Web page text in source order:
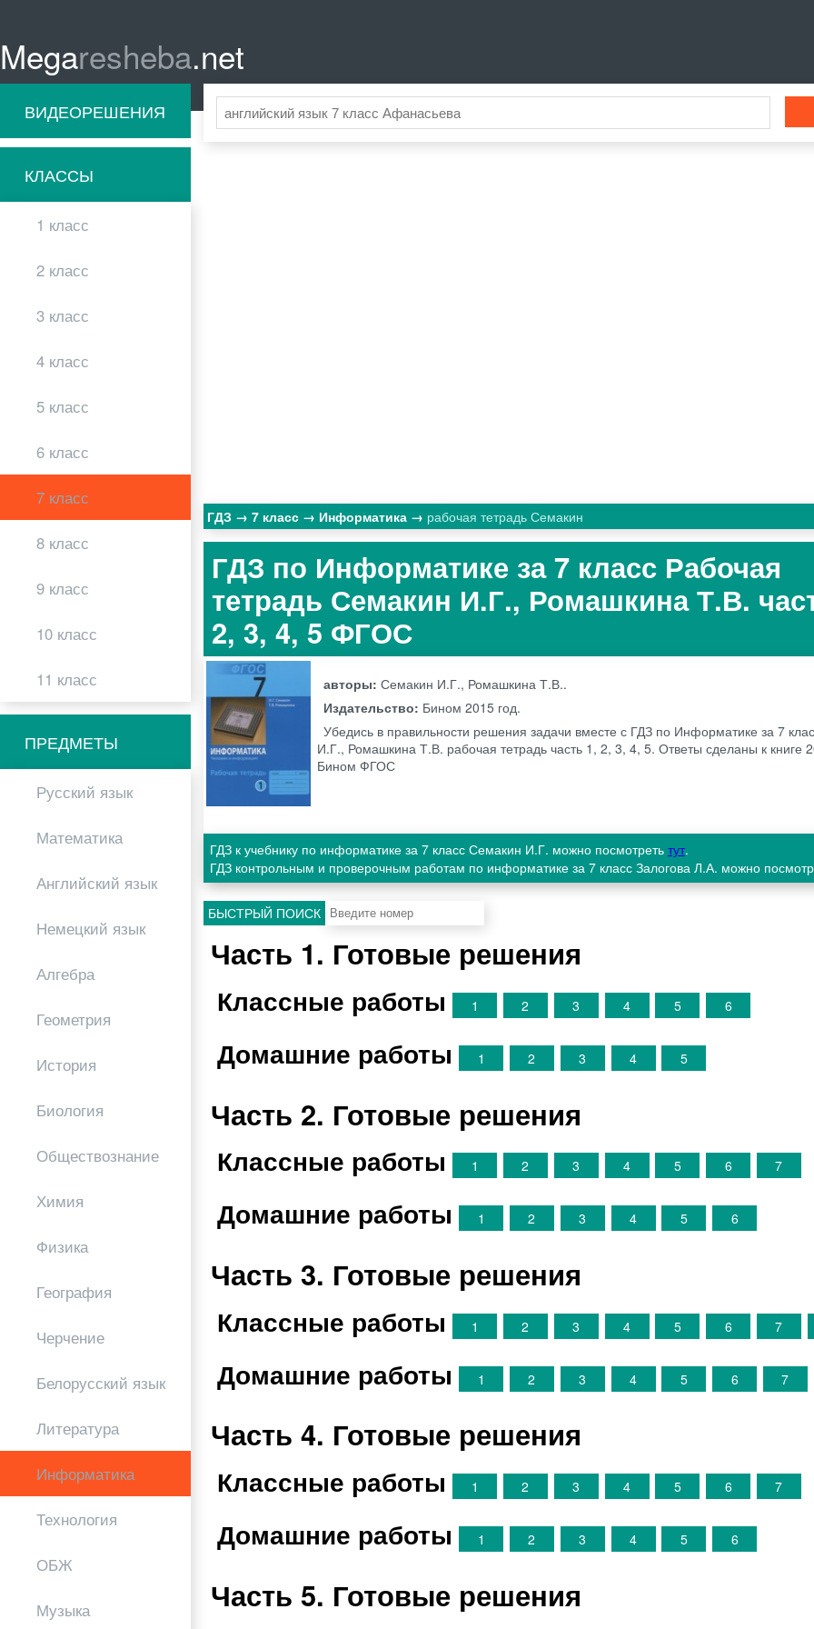
Megaresheba.net
ВИДЕОРЕШЕНИЯ
КЛАССЫ
1 класс
2 класс
3 класс
4 класс
5 класс
6 класс
7 класс
8 класс
9 класс
10 класс
11 класс
ПРЕДМЕТЫ
Русский язык
Математика
Английский язык
Немецкий язык
Алгебра
Геометрия
История
Биология
Обществознание
Химия
Физика
География
Черчение
Белорусский язык
Литература
Информатика
Технология
ОБЖ
Музыка
ГДЗ 7 класс Информатика рабочая тетрадь Семакин
ГДЗ по Информатике за 7 класс Рабочая
тетрадь Семакин И.Г., Ромашкина Т.В.
2, 3, 4, 5 ФГОС
авторы:Семакин И.Г., Ромашкина Т.В..
Издательство: Бином 2015 год.
Убедись в правильности решения задачи вместе с ГДЗ по Информатике за 7
И.Г., Ромашкина Т.В. рабочая тетрадь часть 1, 2, 3, 4, 5. Ответы сделаны к книге
Бином ФГОС
ГДЗ к учебнику по информатике за 7 класс Семакин И.Г. можно посмотреть тут.
ГДЗ контрольным и проверочным работам по информатике за 7 класс Залогова Л.А. можно
БЫСТРЫЙ ПОИСК
Часть 1. Готовые решения
Классные работы 1 2 3 4 5 6
Домашние работы 1 2 3 4 5
Часть 2. Готовые решения
Классные работы 1 2 3 4 5 6 7
Домашние работы 1 2 3 4 5 6
Часть 3. Готовые решения
Классные работы 1 2 3 4 5 6 7
Домашние работы 1 2 3 4 5 6 7
Часть 4. Готовые решения
Классные работы 1 2 3 4 5 6 7
Домашние работы 1 2 3 4 5 6
Часть 5. Готовые решения